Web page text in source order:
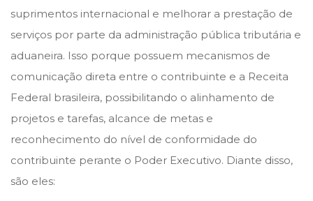
o
n
n
suprimentos internacional e melhorar a prestação de
serviços por parte da administração pública tributária e
aduaneira. Isso porque possuem mecanismos de
comunicação direta entre o contribuinte e a Receita
Federal brasileira, possibilitando o alinhamento de
projetos e tarefas, alcance de metas e
reconhecimento do nível de conformidade do
contribuinte perante o Poder Executivo. Diante disso,
são eles: